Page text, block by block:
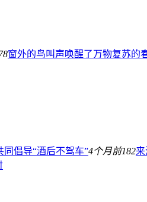
窗外的鸟叫声唤醒了万物复苏的
倡导“酒后不驾车”4个月前182